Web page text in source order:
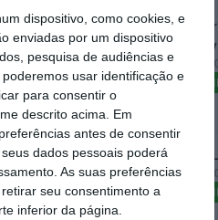
dispositivo, como cookies, e
enviadas por um dispositivo
pesquisa de audiências e
usar identificação e
para consentir o
descrito acima. Em
antes de consentir
dados pessoais poderá
As suas preferências
seu consentimento a
inferior da página.
14/
07/